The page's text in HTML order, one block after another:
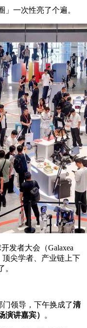
一次性亮了个遍。
发者大会（Galaxea
顶尖学者、产业链上下
。
领导，下午换成了清
演讲嘉宾）
。